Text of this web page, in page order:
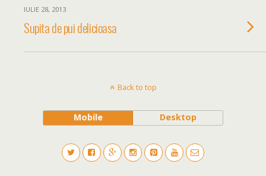
IULIE 28, 2013
Supita de pui delicioasa
Back to top
Mobile Desktop